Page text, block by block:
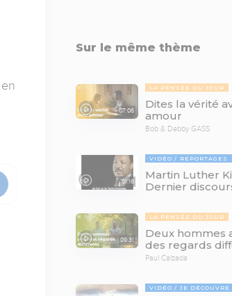
Sur le même thème
07:06
LA PENSÉE DU JOUR
Dites la vérité
amour
Bob & Debby GASS
01:16
VIDÉO REPORTAGES
Martin Luther
Dernier
09:31
LA PENSÉE DU JOUR
Deux hommes
des regards
Paul Calzada
VIDÉO JE DÉCOUVRE